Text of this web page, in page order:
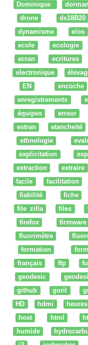
Dominique
drone
ds18B20
dynamisme
e/os
ecole
ecologie
ecran
ecritures
electronique
EN
encoche
enregistrements
équipes
erreur
estran
etancheité
ethnologie
explicitation
extraction
extraire
facile
facilitation
fiabilité
fiche
file zilla
files
firefox
firmware
fluorimètre
formation
français
ftp
geodesic
github
goril
HD
hdmi heures
host
html
humide